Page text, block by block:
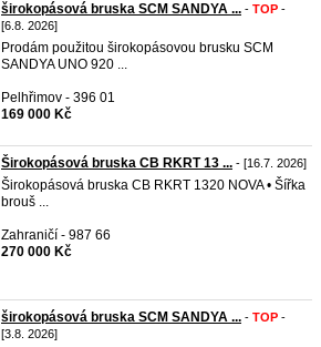
širokopásová bruska SCM SANDYA ... - TOP -
[6.8. 2026]
Prodám použitou širokopásovou brusku SCM
SANDYA UNO 920 ...
Pelhřimov - 396 01
169 000 Kč
Širokopásová bruska CB RKRT 13 ... - [16.7. 2026]
Širokopásová bruska CB RKRT 1320 NOVA • Šířka
brouš ...
Zahraničí - 987 66
270 000 Kč
širokopásová bruska SCM SANDYA ... - TOP -
[3.8. 2026]